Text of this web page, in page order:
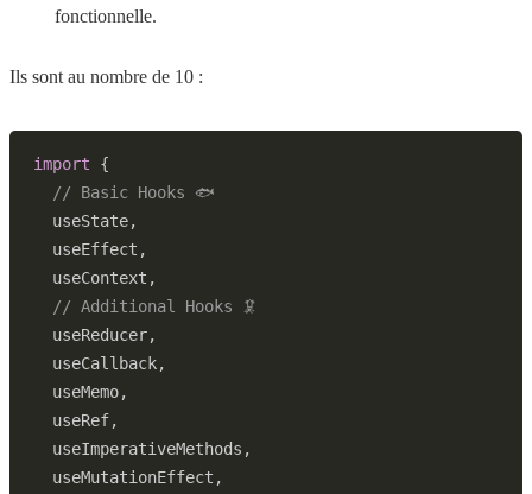
fonctionnelle.
Ils sont au nombre de 10 :
import
{
// Basic Hooks 🐟
  useState
,
  useEffect
,
  useContext
,
// Additional Hooks 🦑
  useReducer
,
  useCallback
,
  useMemo
,
  useRef
,
  useImperativeMethods
,
  useMutationEffect
,